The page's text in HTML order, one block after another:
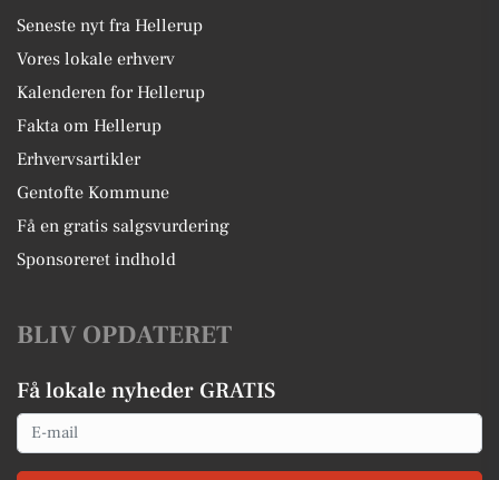
Seneste nyt fra Hellerup
Vores lokale erhverv
Kalenderen for Hellerup
Fakta om Hellerup
Erhvervsartikler
Gentofte Kommune
Få en gratis salgsvurdering
Sponsoreret indhold
BLIV OPDATERET
Få lokale nyheder GRATIS
Email